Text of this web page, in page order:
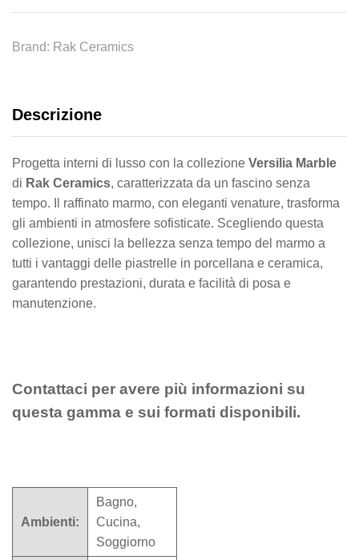
Brand: Rak Ceramics
Descrizione
Progetta interni di lusso con la collezione Versilia Marble
di Rak Ceramics, caratterizzata da un fascino senza
tempo. Il raffinato marmo, con eleganti venature, trasforma
gli ambienti in atmosfere sofisticate. Scegliendo questa
collezione, unisci la bellezza senza tempo del marmo a
tutti i vantaggi delle piastrelle in porcellana e ceramica,
garantendo prestazioni, durata e facilità di posa e
manutenzione.
Contattaci per avere più informazioni su
questa gamma e sui formati disponibili.
Ambienti:
Bagno,
Cucina,
Soggiorno